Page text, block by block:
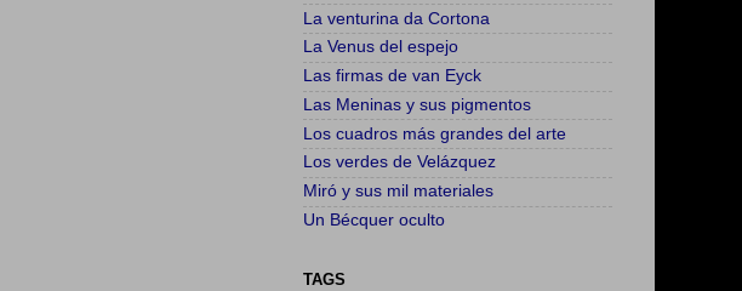
La venturina da Cortona
La Venus del espejo
Las firmas de van Eyck
Las Meninas y sus pigmentos
Los cuadros más grandes del arte
Los verdes de Velázquez
Miró y sus mil materiales
Un Bécquer oculto
TAGS